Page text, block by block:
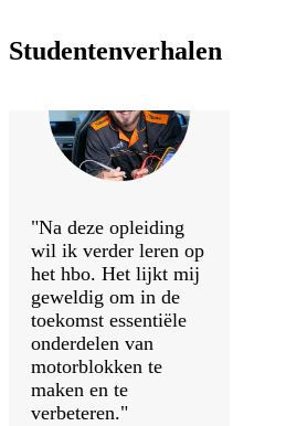
Studentenverhalen
"Na deze opleiding
wil ik verder leren op
het hbo. Het lijkt mij
geweldig om in de
toekomst essentiële
onderdelen van
motorblokken te
maken en te
verbeteren."